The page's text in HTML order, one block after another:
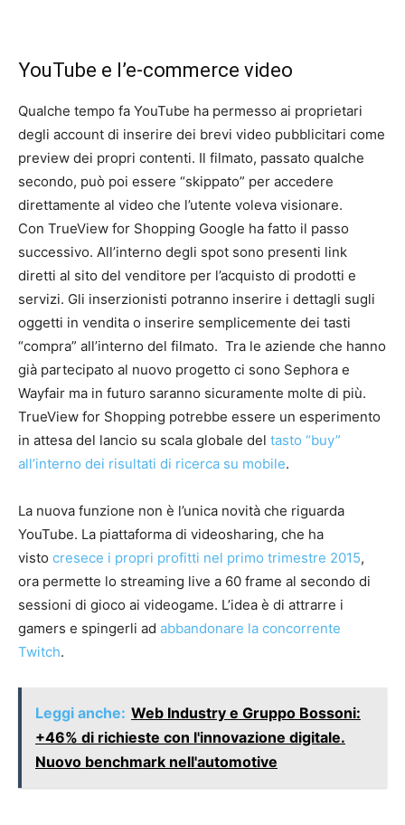
YouTube e l’e-commerce video
Qualche tempo fa YouTube ha permesso ai proprietari
degli account di inserire dei brevi video pubblicitari come
preview dei propri contenti. Il filmato, passato qualche
secondo, può poi essere “skippato” per accedere
direttamente al video che l’utente voleva visionare.
Con TrueView for Shopping Google ha fatto il passo
successivo. All’interno degli spot sono presenti link
diretti al sito del venditore per l’acquisto di prodotti e
servizi. Gli inserzionisti potranno inserire i dettagli sugli
oggetti in vendita o inserire semplicemente dei tasti
“compra” all’interno del filmato. Tra le aziende che hanno
già partecipato al nuovo progetto ci sono Sephora e
Wayfair ma in futuro saranno sicuramente molte di più.
TrueView for Shopping potrebbe essere un esperimento
in attesa del lancio su scala globale del tasto “buy”
all’interno dei risultati di ricerca su mobile.
La nuova funzione non è l’unica novità che riguarda
YouTube. La piattaforma di videosharing, che ha
visto cresece i propri profitti nel primo trimestre 2015,
ora permette lo streaming live a 60 frame al secondo di
sessioni di gioco ai videogame. L’idea è di attrarre i
gamers e spingerli ad abbandonare la concorrente
Twitch.
Leggi anche: Web Industry e Gruppo Bossoni:
+46% di richieste con l'innovazione digitale.
Nuovo benchmark nell'automotive